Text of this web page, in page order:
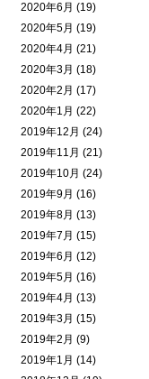
2020年6月 (19)
2020年5月 (19)
2020年4月 (21)
2020年3月 (18)
2020年2月 (17)
2020年1月 (22)
2019年12月 (24)
2019年11月 (21)
2019年10月 (24)
2019年9月 (16)
2019年8月 (13)
2019年7月 (15)
2019年6月 (12)
2019年5月 (16)
2019年4月 (13)
2019年3月 (15)
2019年2月 (9)
2019年1月 (14)